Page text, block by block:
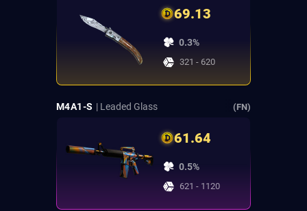
69.13
0.3%
321 - 620
M4A1-S | Leaded Glass (FN)
61.64
0.5%
621 - 1120